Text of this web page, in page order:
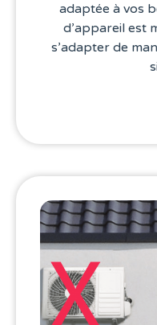
adaptée à vos
d’appareil est
s’adapter de